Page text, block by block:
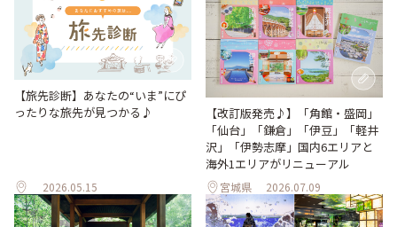
【旅先診断】あなたの“いま”にぴ
ったりな旅先が見つかる♪
2026.05.15
【改訂版発売♪】「角館・盛岡」
「仙台」「鎌倉」「伊豆」「軽井
沢」「伊勢志摩」国内6エリアと
海外1エリアがリニューアル
宮城県 2026.07.09